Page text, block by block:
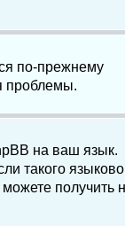
по-прежнему
проблемы.
на ваш язык.
такого
получить